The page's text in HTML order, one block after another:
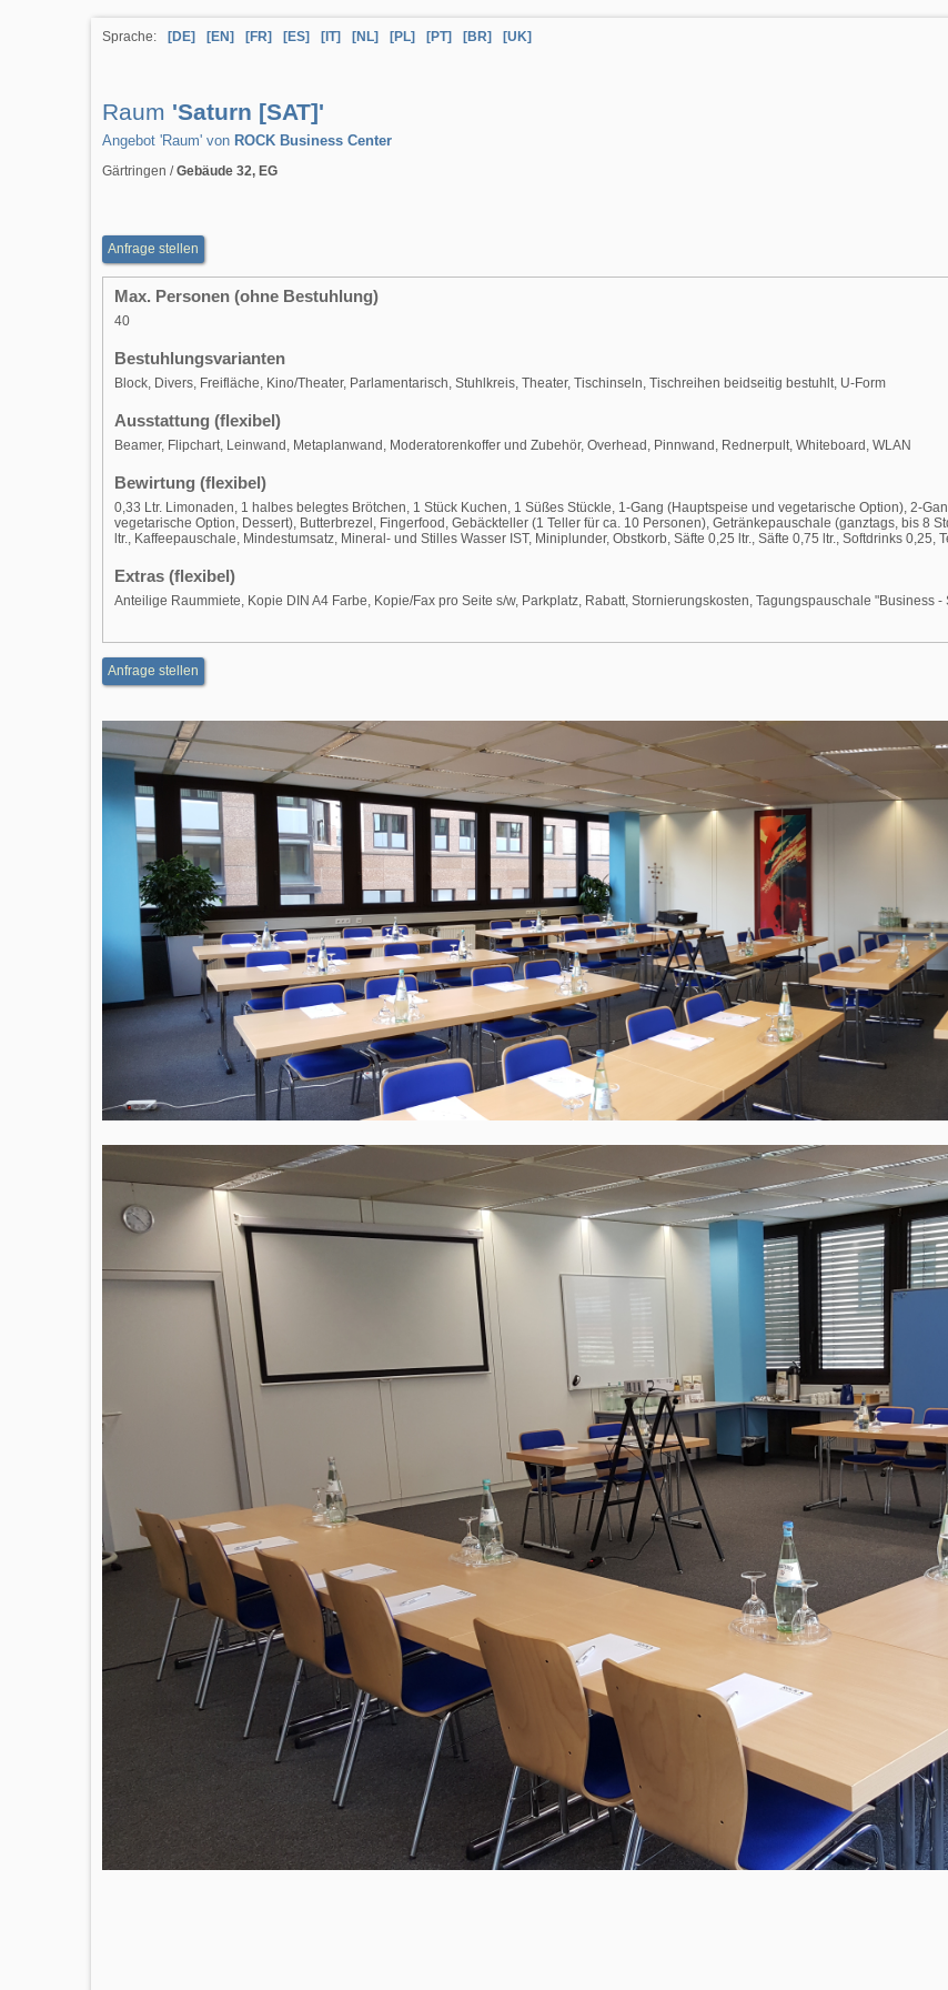
Sprache: [DE] [EN] [FR] [ES] [IT] [NL] [PL] [PT] [BR] [UK]
Raum 'Saturn [SAT]'
Angebot 'Raum' von ROCK Business Center
Gärtringen /Gebäude 32, EG
Anfrage stellen
Max. Personen (ohne Bestuhlung)
40
Bestuhlungsvarianten
Block, Divers, Freifläche, Kino/Theater, Parlamentarisch, Stuhlkreis, Theater, Tischinseln, Tischreihen beidseitig bestuhlt, U-Form
Ausstattung (flexibel)
Beamer, Flipchart, Leinwand, Metaplanwand, Moderatorenkoffer und Zubehör, Overhead, Pinnwand, Rednerpult, Whiteboard, WLAN
Bewirtung (flexibel)
0,33 Ltr. Limonaden, 1 halbes belegtes Brötchen, 1 Stück Kuchen, 1 Süßes Stückle, 1-Gang (Hauptspeise und vegetarische Option), 2-
vegetarische Option, Dessert), Butterbrezel, Fingerfood, Gebäckteller (1 Teller für ca. 10 Personen), Getränkepauschale (ganztags, bis 8
ltr., Kaffeepauschale, Mindestumsatz, Mineral- und Stilles Wasser IST, Miniplunder, Obstkorb, Säfte 0,25 ltr., Säfte 0,75 ltr., Softdrinks 0,25,
Extras (flexibel)
Anteilige Raummiete, Kopie DIN A4 Farbe, Kopie/Fax pro Seite s/w, Parkplatz, Rabatt, Stornierungskosten, Tagungspauschale "Business
Anfrage stellen